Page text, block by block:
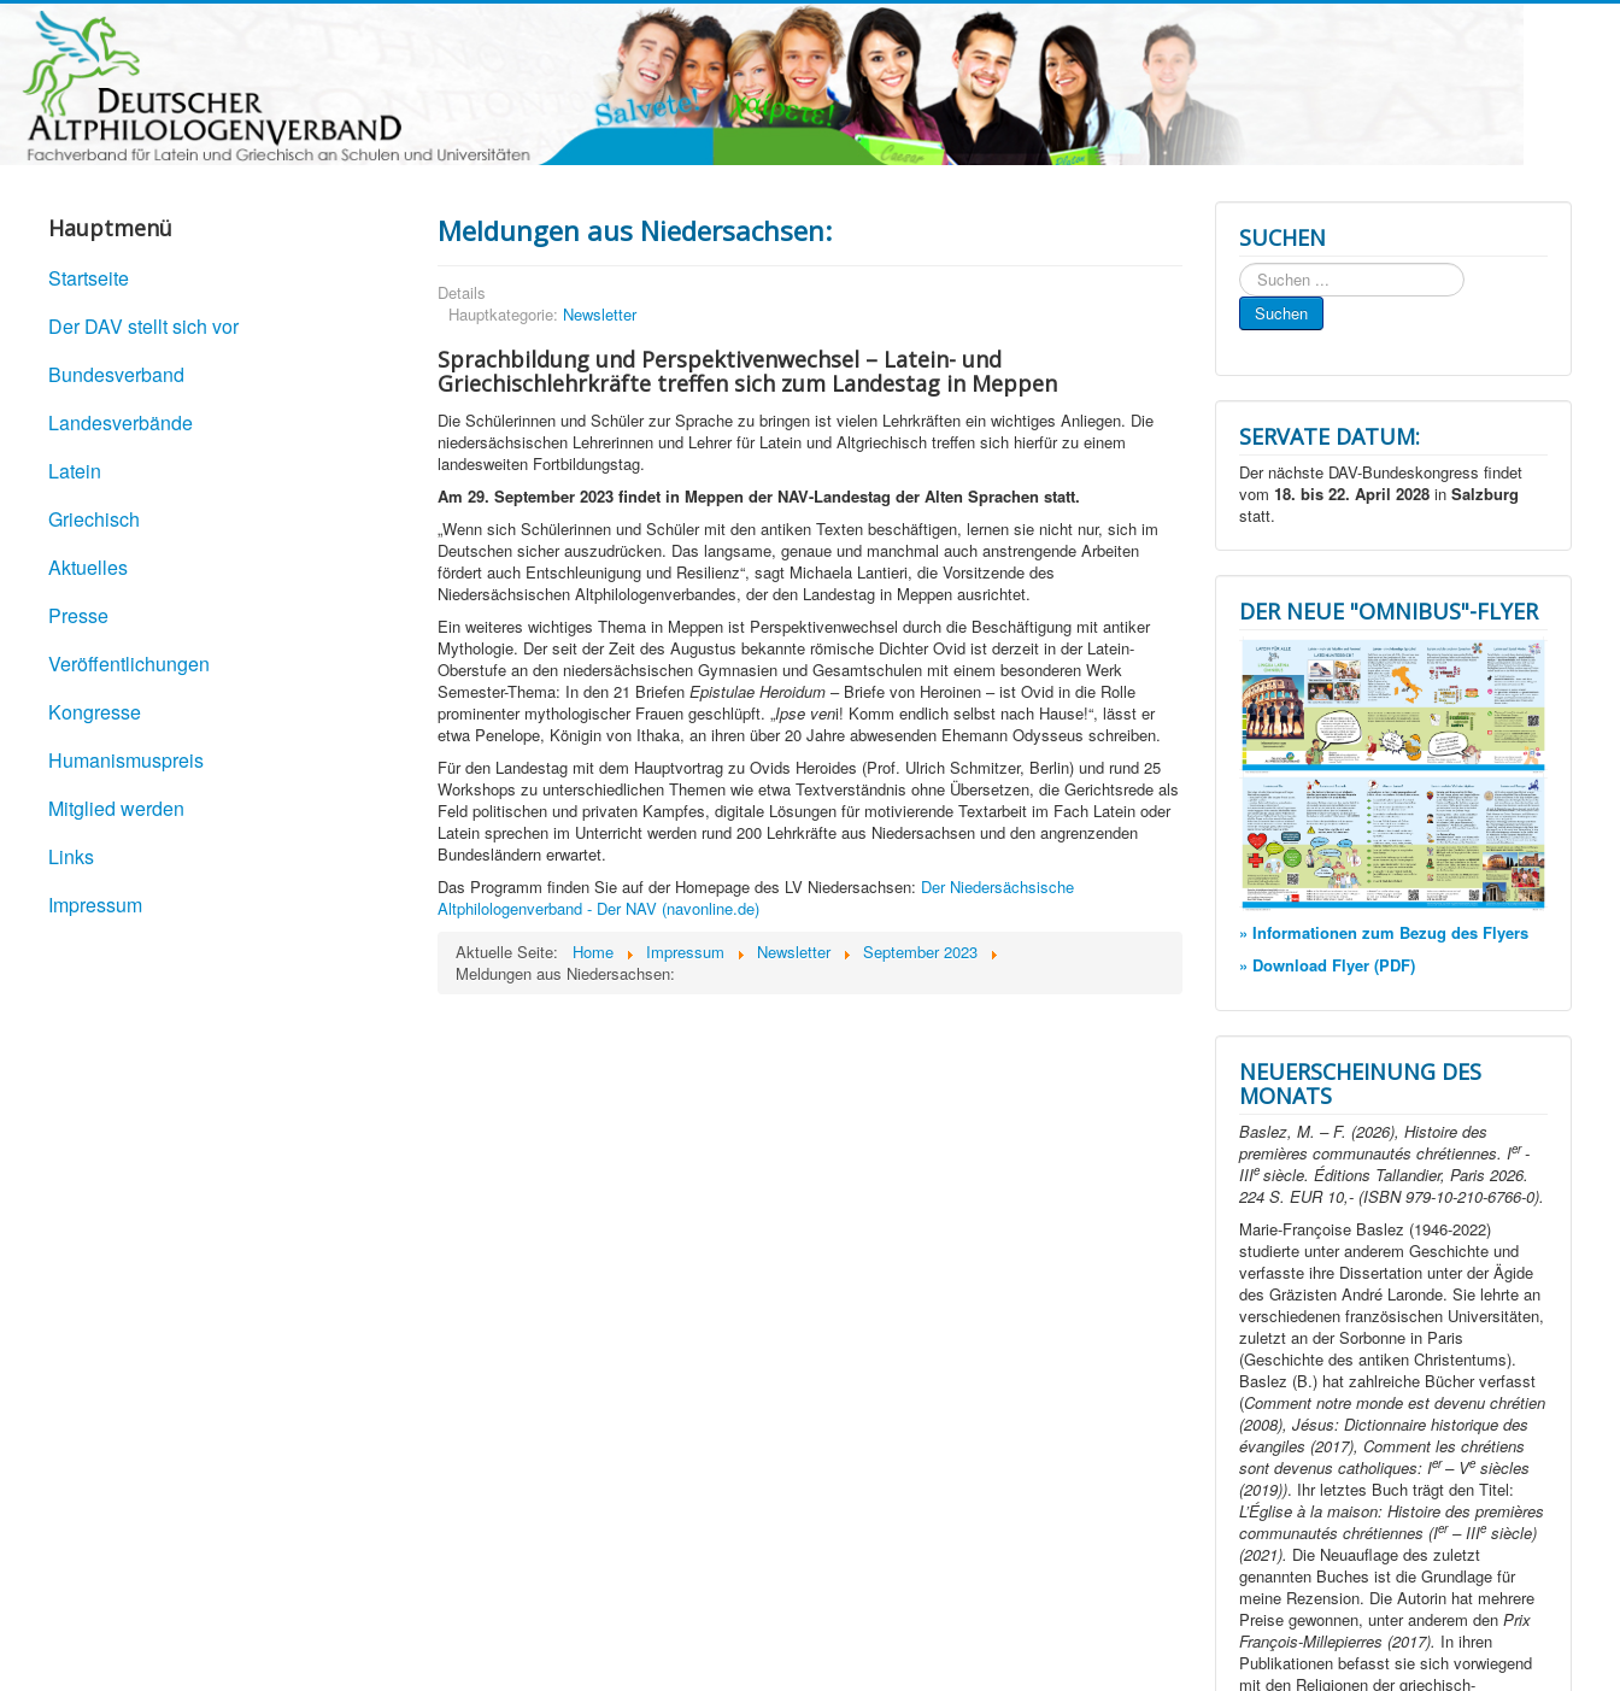
Hauptmenü
Startseite
Der DAV stellt sich vor
Bundesverband
Landesverbände
Latein
Griechisch
Aktuelles
Presse
Veröffentlichungen
Kongresse
Humanismuspreis
Mitglied werden
Links
Impressum
Meldungen aus Niedersachsen:
Details
Hauptkategorie: Newsletter
Sprachbildung und Perspektivenwechsel – Latein- und
Griechischlehrkräfte treffen sich zum Landestag in Meppen
Die Schülerinnen und Schüler zur Sprache zu bringen ist vielen Lehrkräften ein wichtiges Anliegen. Die
niedersächsischen Lehrerinnen und Lehrer für Latein und Altgriechisch treffen sich hierfür zu einem
landesweiten Fortbildungstag.
Am 29. September 2023 findet in Meppen der NAV-Landestag der Alten Sprachen statt.
„Wenn sich Schülerinnen und Schüler mit den antiken Texten beschäftigen, lernen sie nicht nur, sich im
Deutschen sicher auszudrücken. Das langsame, genaue und manchmal auch anstrengende Arbeiten
fördert auch Entschleunigung und Resilienz“, sagt Michaela Lantieri, die Vorsitzende des
Niedersächsischen Altphilologenverbandes, der den Landestag in Meppen ausrichtet.
Ein weiteres wichtiges Thema in Meppen ist Perspektivenwechsel durch die Beschäftigung mit antiker
Mythologie. Der seit der Zeit des Augustus bekannte römische Dichter Ovid ist derzeit in der Latein-
Oberstufe an den niedersächsischen Gymnasien und Gesamtschulen mit einem besonderen Werk
Semester-Thema: In den 21 Briefen Epistulae Heroidum – Briefe von Heroinen – ist Ovid in die Rolle
prominenter mythologischer Frauen geschlüpft. „Ipse veni! Komm endlich selbst nach Hause!“, lässt er
etwa Penelope, Königin von Ithaka, an ihren über 20 Jahre abwesenden Ehemann Odysseus schreiben.
Für den Landestag mit dem Hauptvortrag zu Ovids Heroides (Prof. Ulrich Schmitzer, Berlin) und rund 25
Workshops zu unterschiedlichen Themen wie etwa Textverständnis ohne Übersetzen, die Gerichtsrede als
Feld politischen und privaten Kampfes, digitale Lösungen für motivierende Textarbeit im Fach Latein oder
Latein sprechen im Unterricht werden rund 200 Lehrkräfte aus Niedersachsen und den angrenzenden
Bundesländern erwartet.
Das Programm finden Sie auf der Homepage des LV Niedersachsen: Der Niedersächsische
Altphilologenverband - Der NAV (navonline.de)
Aktuelle Seite:
Home Impressum Newsletter
September 2023
Meldungen aus Niedersachsen:
SUCHEN
Suchen
...
Suchen
SERVATE DATUM:
Der nächste DAV-Bundeskongress findet
vom18. bis 22. April 2028 inSalzburg
statt.
DER NEUE "OMNIBUS"-FLYER
» Informationen zum Bezug des Flyers
» Download Flyer (PDF)
NEUERSCHEINUNG DES
MONATS
Baslez, M. – F. (2026), Histoire des
premières communautés chrétiennes. Ier-
IIIe siècle. Éditions Tallandier, Paris 2026.
224 S. EUR 10,- (ISBN 979-10-210-6766-0).
Marie-Françoise Baslez (1946-2022)
studierte unter anderem Geschichte und
verfasste ihre Dissertation unter der Ägide
des Gräzisten André Laronde. Sie lehrte an
verschiedenen französischen Universitäten,
zuletzt an der Sorbonne in Paris
(Geschichte des antiken Christentums).
Baslez (B.) hat zahlreiche Bücher verfasst
(Comment notre monde est devenu chrétien
(2008), Jésus: Dictionnaire historique des
évangiles (2017), Comment les chrétiens
sont devenus catholiques: Ier– Ve siècles
(2019)). Ihr letztes Buch trägt den Titel:
L’Église à la maison: Histoire des premières
communautés chrétiennes (Ier– IIIe siècle)
(2021). Die Neuauflage des zuletzt
genannten Buches ist die Grundlage für
meine Rezension. Die Autorin hat mehrere
Preise gewonnen, unter anderem denPrix
François-Millepierres (2017). In ihren
Publikationen befasst sie sich vorwiegend
mit den Religionen der griechisch-